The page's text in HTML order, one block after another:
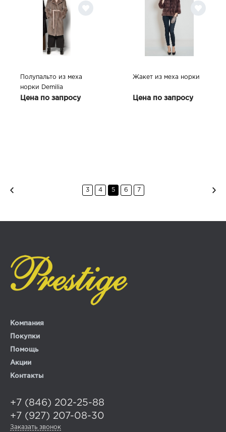
Полупальто из меха
норки Demilia
Цена по запросу
Жакет из меха норки
Цена по запросу
3 4 5 6 7
Компания
Покупки
Помощь
Акции
Контакты
+7 (846) 202-25-88
+7 (927) 207-08-30
Заказать звонок